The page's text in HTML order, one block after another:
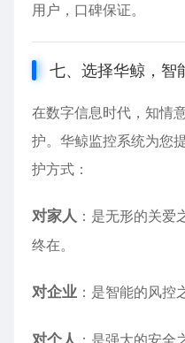
用户，口碑保证。
七、选择华鲸，智
在数字信息时代，知情
护。华鲸监控系统为您
护方式：
对家人 ：是无形的关
终在。
对企业 ：是智能的风控